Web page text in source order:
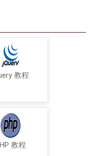
教程
教程